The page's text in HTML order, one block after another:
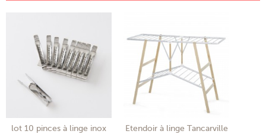
lot 10 pinces à linge inox
Etendoir à linge Tancarville